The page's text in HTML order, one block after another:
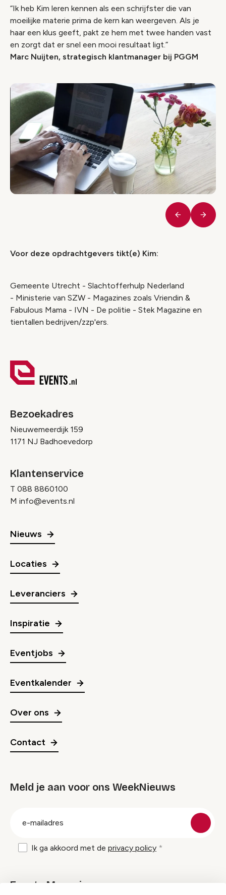
“Ik heb Kim leren kennen als een schrijfster die van
moeilijke materie prima de kern kan weergeven. Als je
haar een klus geeft, pakt ze hem met twee handen vast
en zorgt dat er snel een mooi resultaat ligt.”
Marc Nuijten, strategisch klantmanager bij PGGM
Vorige
Voor deze opdrachtgevers tikt(e) Kim:
Gemeente Utrecht - Slachtofferhulp Nederland
- Ministerie van SZW - Magazines zoals Vriendin &
Fabulous Mama - IVN - De politie - Stek Magazine en
tientallen bedrijven/zzp'ers.
Bezoekadres
Nieuwemeerdijk 159
1171 NJ Badhoevedorp
Klantenservice
T 088 8860100
M info@events.nl
Nieuws
Locaties
Leveranciers
Inspiratie
Eventjobs
Eventkalender
Over ons
Contact
Meld je aan voor ons WeekNieuws
Ik ga akkoord met de privacy policy
Events Magazine